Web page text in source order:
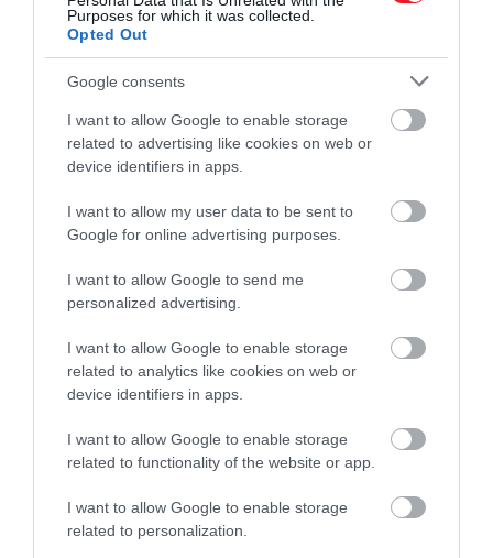
Purposes for which it was collected.
Opted Out
Google consents
I want to allow Google to enable storage
related to advertising like cookies on web or
device identifiers in apps.
I want to allow my user data to be sent to
Google for online advertising purposes.
I want to allow Google to send me
personalized advertising.
I want to allow Google to enable storage
related to analytics like cookies on web or
device identifiers in apps.
I want to allow Google to enable storage
related to functionality of the website or app.
I want to allow Google to enable storage
related to personalization.
Nagyszabású filmet készíteni korántsem
veszélytelen – erre világít rá Halyna
Baldwin Rust című filmjének forgatásán.
Most mutatunk 4 olyan filmet, amelynek
2024. AUGUSZTUS 11. ● HAMU ÉS GYÉMÁNT
4 filmforgatás, ami majdnem
tragédiával végződött
HAMU ÉS GYÉMÁNT